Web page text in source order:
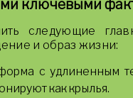
ключевыми
следующие
и образ жизни:
с удлиненным
как крылья.